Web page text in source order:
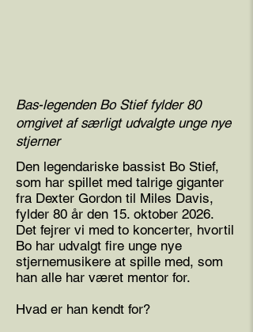
Bas-legenden Bo Stief fylder 80
omgivet af særligt udvalgte unge nye
stjerner
Den legendariske bassist Bo Stief,
som har spillet med talrige giganter
fra Dexter Gordon til Miles Davis,
fylder 80 år den 15. oktober 2026.
Det fejrer vi med to koncerter, hvortil
Bo har udvalgt fire unge nye
stjernemusikere at spille med, som
han alle har været mentor for.
Hvad er han kendt for?